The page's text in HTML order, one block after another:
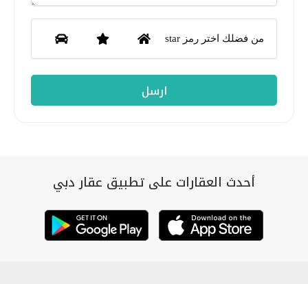
من فضلك اختر رمز star
أحدث العقارات على تطبيق عقار دبي